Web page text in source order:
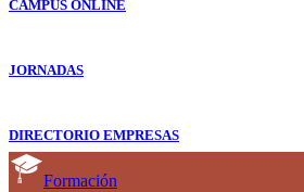
CAMPUS ONLINE
JORNADAS
DIRECTORIO EMPRESAS
Formación